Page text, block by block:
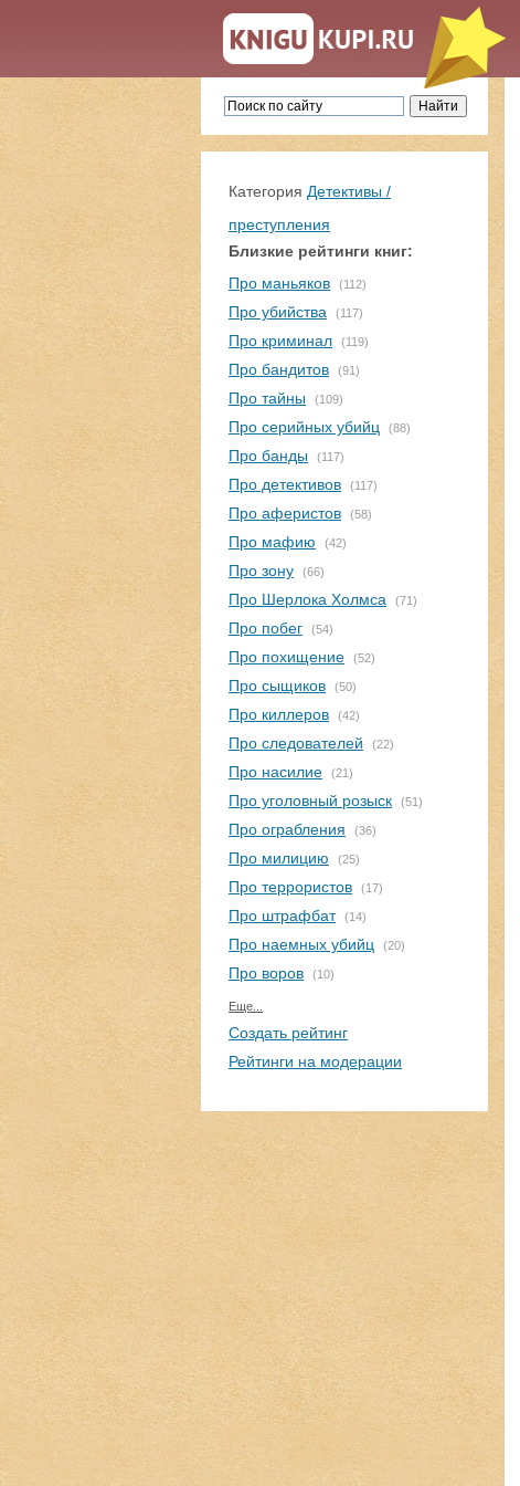
Категория Детективы /
преступления
Близкие рейтинги книг:
Про маньяков
(112)
Про убийства (117)
Про криминал (119)
Про бандитов (91)
Про тайны (109)
Про серийных убийц (88)
Про банды (117)
Про детективов (117)
Про аферистов (58)
Про мафию (42)
Про зону (66)
Про Шерлока Холмса (71)
Про побег (54)
Про похищение (52)
Про сыщиков (50)
Про киллеров (42)
Про следователей (22)
Про насилие (21)
Про уголовный розыск (51)
Про ограбления (36)
Про милицию (25)
Про террористов (17)
Про штрафбат (14)
Про наемных убийц (20)
Про воров (10)
Еще...
Создать рейтинг
Рейтинги на модерации